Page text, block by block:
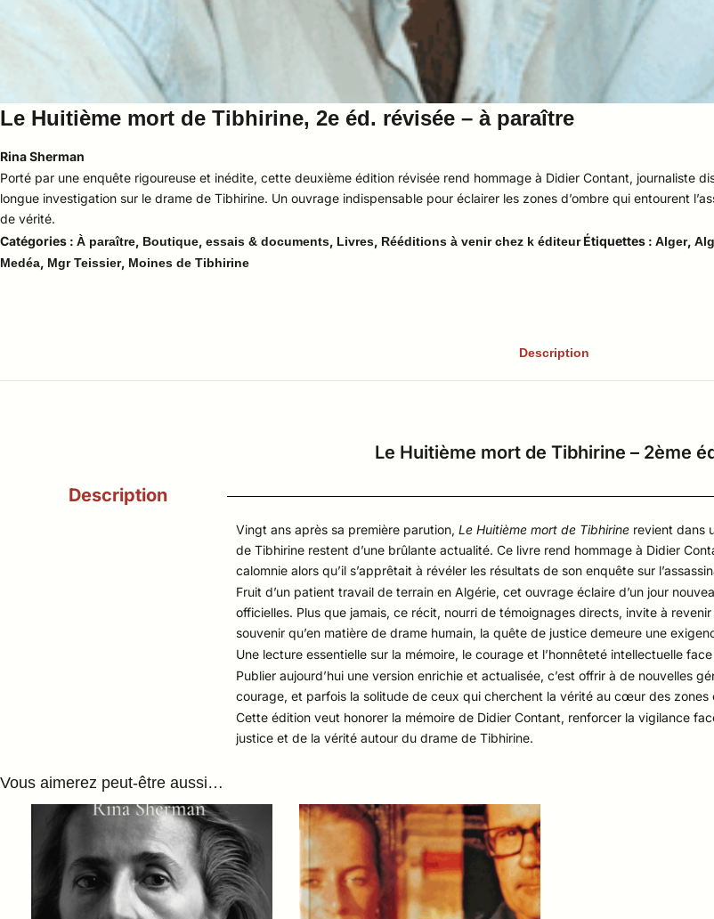
Le Huitième mort de Tibhirine, 2e éd. révisée – à paraître
Rina Sherman
Porté par une enquête rigoureuse et inédite, cette deuxième édition révisée rend hommage à Didier Contant, journaliste
longue investigation sur le drame de Tibhirine. Un ouvrage indispensable pour éclairer les zones d’ombre qui entourent
de vérité.
Catégories : À paraître, Boutique, essais & documents, Livres, Rééditions à venir chez k éditeur Étiquettes : Alger,
Medéa, Mgr Teissier, Moines de Tibhirine
Description
Le Huitième mort de Tibhirine – 2ème
Description
Vingt ans après sa première parution,Le Huitième mort de Tibhirine revient dans
de Tibhirine restent d’une brûlante actualité. Ce livre rend hommage à Didier
calomnie alors qu’il s’apprêtait à révéler les résultats de son enquête sur
Fruit d’un patient travail de terrain en Algérie, cet ouvrage éclaire d’un jour
officielles. Plus que jamais, ce récit, nourri de témoignages directs, invite à
souvenir qu’en matière de drame humain, la quête de justice demeure une
Une lecture essentielle sur la mémoire, le courage et l’honnêteté intellectuelle
Publier aujourd’hui une version enrichie et actualisée, c’est offrir à de nouvelles
courage, et parfois la solitude de ceux qui cherchent la vérité au cœur des zones
Cette édition veut honorer la mémoire de Didier Contant, renforcer la vigilance
justice et de la vérité autour du drame de Tibhirine.
Vous aimerez peut-être aussi…